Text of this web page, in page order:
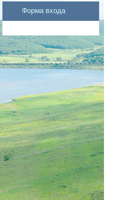
Форма входа